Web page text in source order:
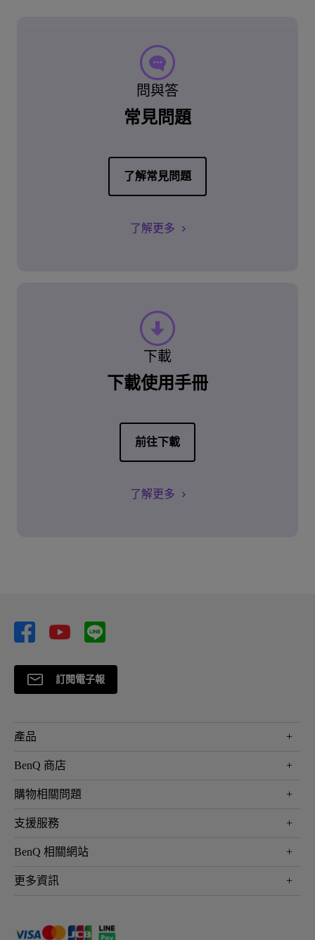
問與答
常見問題
了解常見問題
了解更多
下載
下載使用手冊
前往下載
了解更多
訂閱電子報
產品
大型液晶
投影機
智慧照明
專業拍物視訊鏡頭
BenQ 商店
最新產品與活動
尋找銷售據點
會員綁定LINE教學
購物相關問題
第一次購物就上手
延長保固購買
贈品兌換網站首頁
支援服務
服務公告
保固條例
手冊與軟體下載
BenQ 相關網站
專業商用解決方案
BenQ 大娛樂家
更多資訊
永續發展